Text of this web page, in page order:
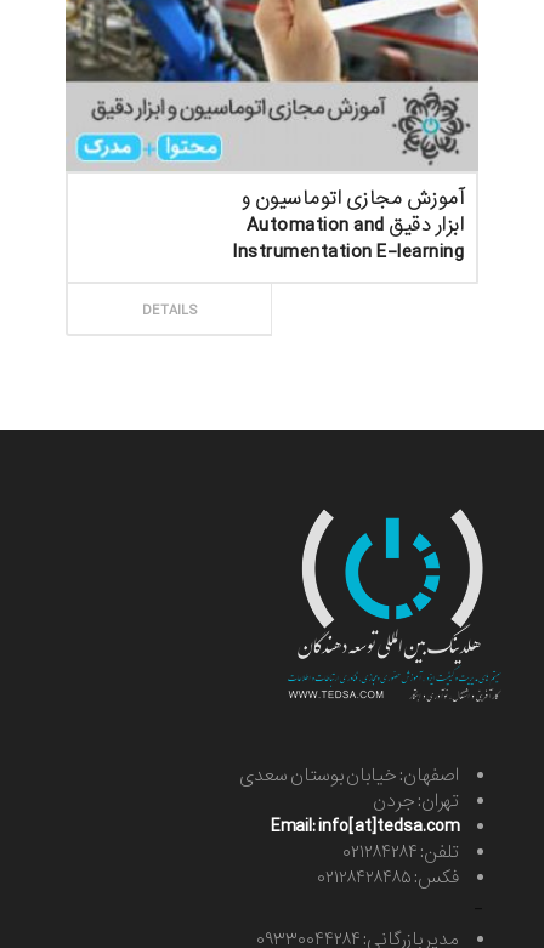
آموزش مجازی اتوماسیون و
ابزار دقیق Automation and
Instrumentation E-learning
DETAILS
اصفهان: خیابان بوستان سعدی
تهران: جردن
Email: info[at]tedsa.com
تلفن: ۰۲۱۲۸۴۲۸۴
فکس: ۰۲۱۲۸۴۲۸۴۸۵
مدیر بازرگانی: ۰۹۳۳۰۰۴۴۲۸۴